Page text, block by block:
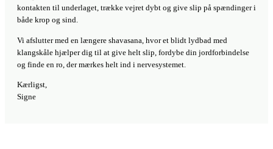
kontakten til underlaget, trække vejret dybt og give slip på spændinger i
både krop og sind.
Vi afslutter med en længere shavasana, hvor et blidt lydbad med
klangskåle hjælper dig til at give helt slip, fordybe din jordforbindelse
og finde en ro, der mærkes helt ind i nervesystemet.
Kærligst,
Signe